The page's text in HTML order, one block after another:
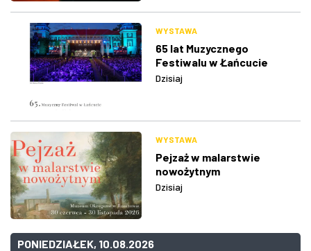
WYSTAWA
65 lat Muzycznego
Festiwalu w Łańcucie
Dzisiaj
WYSTAWA
Pejzaż w malarstwie
nowożytnym
Dzisiaj
PONIEDZIAŁEK, 10.08.2026